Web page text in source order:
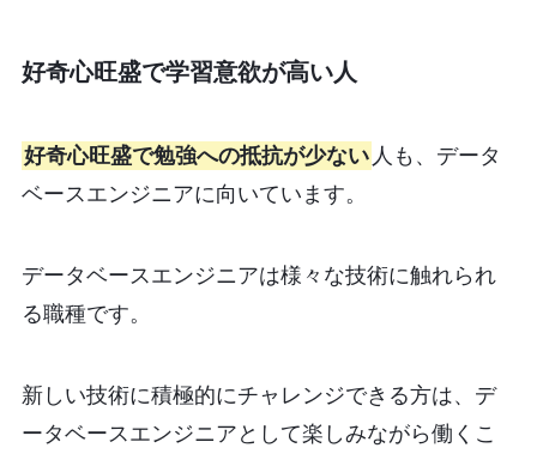
好奇心旺盛で学習意欲が高い人
好奇心旺盛で勉強への抵抗が少ない 人も、データ
ベースエンジニアに向いています。
データベースエンジニアは様々な技術に触れられ
る職種です。
新しい技術に積極的にチャレンジできる方は、デ
ータベースエンジニアとして楽しみながら働くこ